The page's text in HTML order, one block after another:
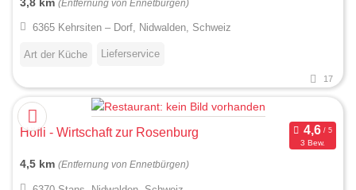
(Entfernung von Ennetbürgen)
6365 Kehrsiten – Dorf, Nidwalden, Schweiz
Art der Küche Lieferservice
17
Höfli - Wirtschaft zur Rosenburg
3 Bew.
4,5 km (Entfernung von Ennetbürgen)